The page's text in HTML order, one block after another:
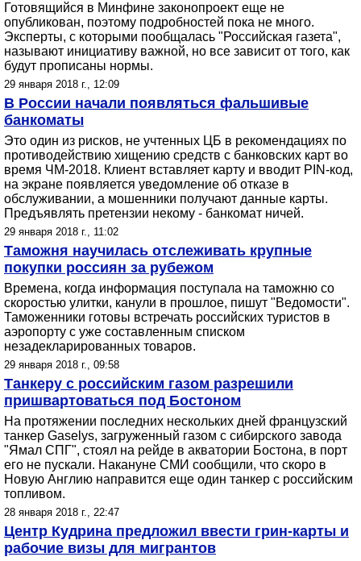
Готовящийся в Минфине законопроект еще не
опубликован, поэтому подробностей пока не много.
Эксперты, с которыми пообщалась "Российская газета",
называют инициативу важной, но все зависит от того, как
будут прописаны нормы.
29 января 2018 г., 12:09
В России начали появляться фальшивые
банкоматы
Это один из рисков, не учтенных ЦБ в рекомендациях по
противодействию хищению средств с банковских карт во
время ЧМ-2018. Клиент вставляет карту и вводит PIN-код,
на экране появляется уведомление об отказе в
обслуживании, а мошенники получают данные карты.
Предъявлять претензии некому - банкомат ничей.
29 января 2018 г., 11:02
Таможня научилась отслеживать крупные
покупки россиян за рубежом
Времена, когда информация поступала на таможню со
скоростью улитки, канули в прошлое, пишут "Ведомости".
Таможенники готовы встречать российских туристов в
аэропорту с уже составленным списком
незадекларированных товаров.
29 января 2018 г., 09:58
Танкеру с российским газом разрешили
пришвартоваться под Бостоном
На протяжении последних нескольких дней французский
танкер Gaselys, загруженный газом с сибирского завода
"Ямал СПГ", стоял на рейде в акватории Бостона, в порт
его не пускали. Накануне СМИ сообщили, что скоро в
Новую Англию направится еще один танкер с российским
топливом.
28 января 2018 г., 22:47
Центр Кудрина предложил ввести грин-карты и
рабочие визы для мигрантов